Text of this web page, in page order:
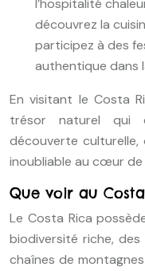
l’hospitalité
découvrez la
participez à des
authentique dans
En visitant le Costa
trésor naturel qui
découverte
inoubliable au cœur de
Que voir au
Le Costa Rica
biodiversité riche,
chaînes de